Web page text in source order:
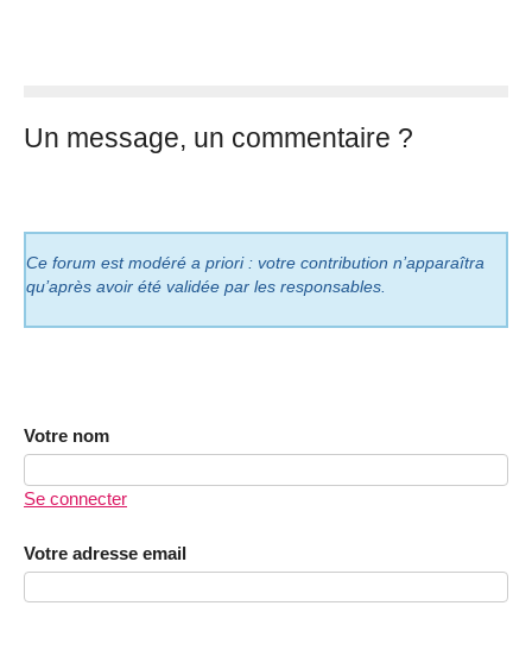
Un message, un commentaire ?
Ce forum est modéré a priori : votre contribution n’apparaîtra
qu’après avoir été validée par les responsables.
Votre nom
Se connecter
Votre adresse email